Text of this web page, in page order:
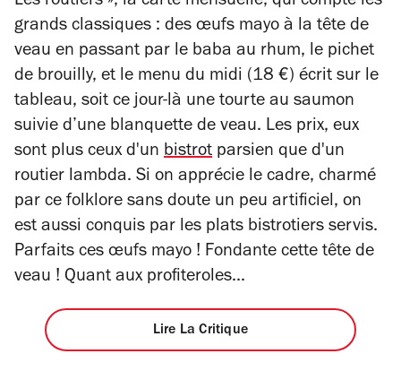
grands classiques : des œufs mayo à la tête de
veau en passant par le baba au rhum, le pichet
de brouilly, et le menu du midi (18 €) écrit sur le
tableau, soit ce jour-là une tourte au saumon
suivie d’une blanquette de veau. Les prix, eux
sont plus ceux d'un bistrot parsien que d'un
routier lambda. Si on apprécie le cadre, charmé
par ce folklore sans doute un peu artificiel, on
est aussi conquis par les plats bistrotiers servis.
Parfaits ces œufs mayo ! Fondante cette tête de
veau ! Quant aux profiteroles...
Lire La Critique